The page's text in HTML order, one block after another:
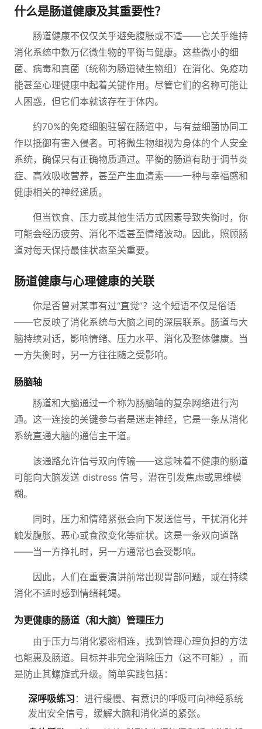
什么是肠道健康及其重要性？
肠道健康不仅仅关乎避免腹胀或不适——它关乎维持
消化系统中数万亿微生物的平衡与健康。这些微小的细
菌、病毒和真菌（统称为肠道微生物组）在消化、免疫功
能甚至心理健康中起着关键作用。尽管它们的名称可能让
人困惑，但它们本就该存在于体内。
约70%的免疫细胞驻留在肠道中，与有益细菌协同工
作以抵御有害入侵者。可将微生物组视为身体的个人安全
系统，确保只有正确物质通过。平衡的肠道有助于调节炎
症、高效吸收营养，甚至产生血清素——一种与幸福感和
健康相关的神经递质。
但当饮食、压力或其他生活方式因素导致失衡时，你
可能会经历疲劳、消化不适甚至情绪波动。因此，照顾肠
道对每天保持最佳状态至关重要。
肠道健康与心理健康的关联
你是否曾对某事有过“直觉”？这个短语不仅是俗语
——它反映了消化系统与大脑之间的深层联系。肠道与大
脑持续对话，影响情绪、压力水平、消化及整体健康。当
一方失衡时，另一方往往随之受影响。
肠脑轴
肠道和大脑通过一个称为肠脑轴的复杂网络进行沟
通。这一连接的关键参与者是迷走神经，它是一条从消化
系统直通大脑的通信主干道。
该通路允许信号双向传输——这意味着不健康的肠道
可能向大脑发送 distress 信号，潜在引发焦虑或思维模
糊。
同时，压力和情绪紧张会向下发送信号，干扰消化并
触发腹胀、恶心或食欲变化等症状。这是一条双向道路
——当一方挣扎时，另一方通常也会受影响。
因此，人们在重要演讲前常出现胃部问题，或在持续
消化不适时感到情绪耗竭。
为更健康的肠道（和大脑）管理压力
由于压力与消化紧密相连，找到管理心理负担的方法
也能惠及肠道。目标并非完全消除压力（这不可能），而
是防止其螺旋式升级。简单实践包括：
深呼吸练习 ：进行缓慢、有意识的呼吸可向神经系统
发出安全信号，缓解大脑和消化道的紧张。